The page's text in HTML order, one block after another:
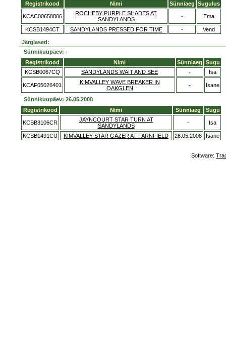
Registrikood
Nimi Sünniaeg Sugulus
KCAC00658806
ROCHEBY PURPLE SHADES AT
SANDYLANDS
- Ema
KCSB1494CT SANDYLANDS PRESSED FOR TIME - Vend
Järglased:
Sünnikuupäev: -
Registrikood
Nimi Sünniaeg
Sugu
KCSB0067CQ
SANDYLANDS WAIT AND SEE - Isa
KCAF05026401
KIMVALLEY WAVE BREAKER IN
OAKGLEN
- Isane
Sünnikuupäev: 26.05.2008
Registrikood
Nimi Sünniaeg Sugu
KCSB3106CR
JAYNCOURT STAR TURN AT
SANDYLANDS
- Isa
KCSB1491CU KIMVALLEY STAR GAZER AT FARNFIELD 26.05.2008 Isane
Software: